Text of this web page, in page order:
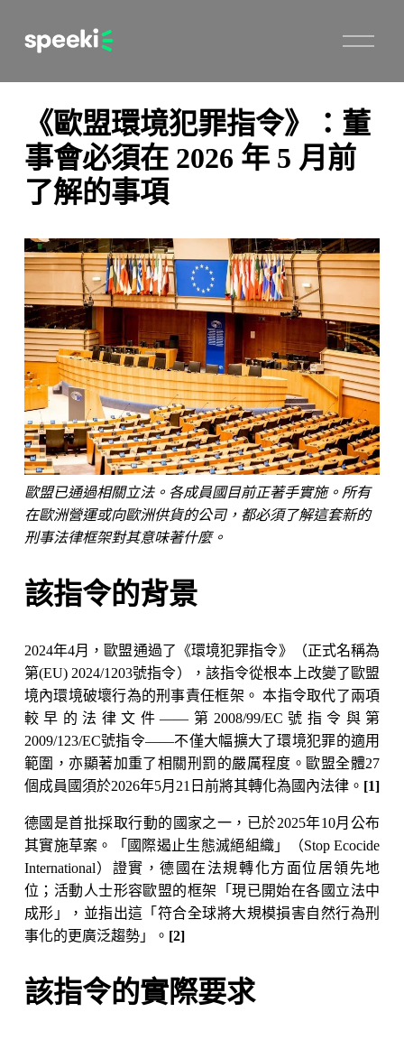
開
選
《歐盟環境犯罪指令》：董
事會必須在 2026 年 5 月前
了解的事項
歐盟已通過相關立法。各成員國目前正著手實施。所有
在歐洲營運或向歐洲供貨的公司，都必須了解這套新的
刑事法律框架對其意味著什麼。
該指令的背景
2024年4月，歐盟通過了《環境犯罪指令》（正式名稱為
第(EU) 2024/1203號指令），該指令從根本上改變了歐盟
境內環境破壞行為的刑事責任框架。 本指令取代了兩項
較早的法律文件——第2008/99/EC號指令與第
2009/123/EC號指令——不僅大幅擴大了環境犯罪的適用
範圍，亦顯著加重了相關刑罰的嚴厲程度。歐盟全體27
個成員國須於2026年5月21日前將其轉化為國內法律。 [1]
德國是首批採取行動的國家之一，已於2025年10月公布
其實施草案。「國際遏止生態滅絕組織」（Stop Ecocide
International）證實，德國在法規轉化方面位居領先地
位；活動人士形容歐盟的框架「現已開始在各國立法中
成形」，並指出這「符合全球將大規模損害自然行為刑
事化的更廣泛趨勢」。 [2]
該指令的實際要求